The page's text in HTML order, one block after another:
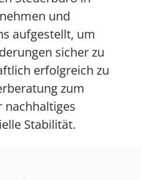
und
aufgestellt, um
sicher zu
erfolgreich zu
zum
nachhaltiges
Stabilität.